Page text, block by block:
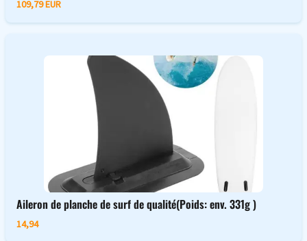
109,79 EUR
Aileron de planche de surf de qualité(Poids: env. 331g )
14,94